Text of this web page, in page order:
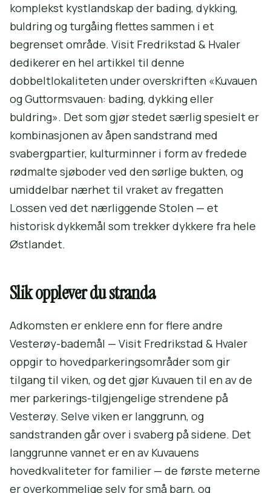
komplekst kystlandskap der bading, dykking,
buldring og turgåing flettes sammen i et
begrenset område. Visit Fredrikstad & Hvaler
dedikerer en hel artikkel til denne
dobbeltlokaliteten under overskriften «Kuvauen
og Guttormsvauen: bading, dykking eller
buldring». Det som gjør stedet særlig spesielt er
kombinasjonen av åpen sandstrand med
svabergpartier, kulturminner i form av fredede
rødmalte sjøboder ved den sørlige bukten, og
umiddelbar nærhet til vraket av fregatten
Lossen ved det nærliggende Stolen — et
historisk dykkemål som trekker dykkere fra hele
Østlandet.
Slik opplever du stranda
Adkomsten er enklere enn for flere andre
Vesterøy-bademål — Visit Fredrikstad & Hvaler
oppgir to hovedparkeringsområder som gir
tilgang til viken, og det gjør Kuvauen til en av de
mer parkerings-tilgjengelige strendene på
Vesterøy. Selve viken er langgrunn, og
sandstranden går over i svaberg på sidene. Det
langgrunne vannet er en av Kuvauens
hovedkvaliteter for familier — de første meterne
er overkommelige selv for små barn, og